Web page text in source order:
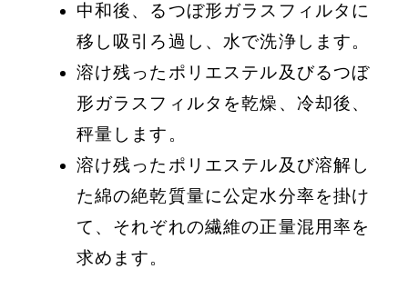
中和後、るつぼ形ガラスフィルタに
移し吸引ろ過し、水で洗浄します。
溶け残ったポリエステル及びるつぼ
形ガラスフィルタを乾燥、冷却後、
秤量します。
溶け残ったポリエステル及び溶解し
た綿の絶乾質量に公定水分率を掛け
て、それぞれの繊維の正量混用率を
求めます。